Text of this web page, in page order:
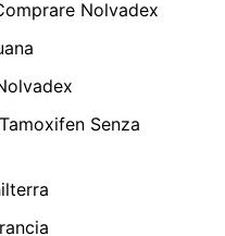
Nolvadex
Senza